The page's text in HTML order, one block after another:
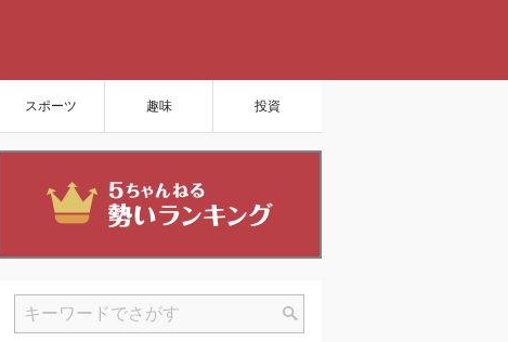
スポーツ 趣味 投資